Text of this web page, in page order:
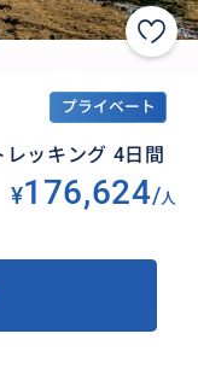
プライベート
ッキング 4日間
¥176,624/人